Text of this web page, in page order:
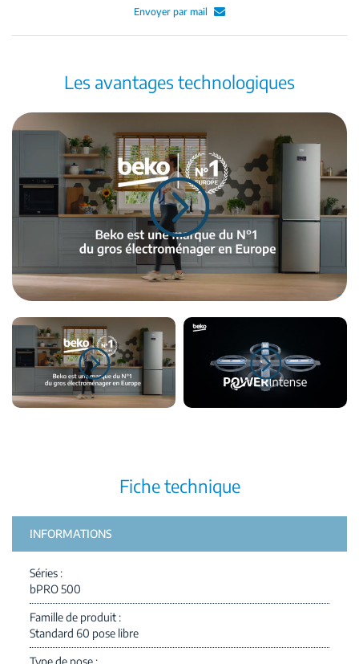
Envoyer par mail
Les avantages technologiques
Fiche technique
INFORMATIONS
Séries
bPRO 500
Famille de produit
Standard 60 pose libre
Type de pose